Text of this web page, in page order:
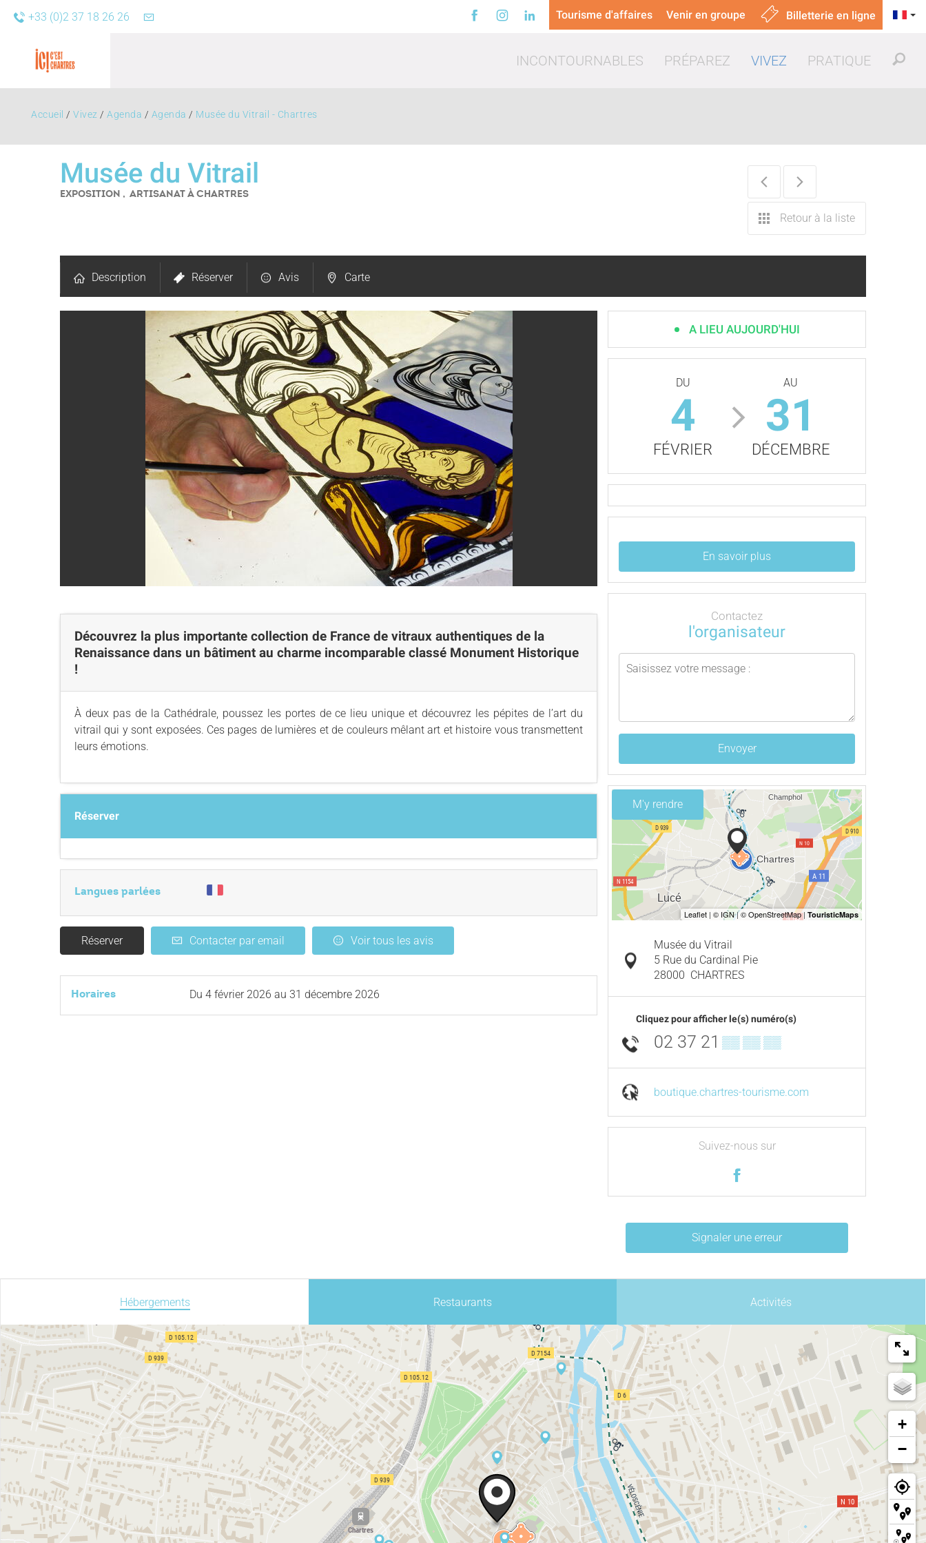
Tourisme d'affaires Venir en groupe Billetterie en ligne
+33 (0)2 37 18 26 26
INCONTOURNABLES PRÉPAREZ VIVEZ PRATIQUE
Accueil / Vivez / Agenda / Agenda / Musée du Vitrail - Chartres
Musée du Vitrail
EXPOSITION , ARTISANATÀ CHARTRES
Retour à la liste
Description Réserver Avis Carte
Découvrez la plus importante collection de France de vitraux authentiques de la
Renaissance dans un bâtiment au charme incomparable classé Monument Historique
!
À deux pas de la Cathédrale, poussez les portes de ce lieu unique et découvrez les pépites de l’art du
vitrail qui y sont exposées. Ces pages de lumières et de couleurs mêlant art et histoire vous transmettent
leurs émotions.
Réserver
Langues parlées
Réserver Contacter par email Voir tous les avis
Horaires Du 4 février 2026 au 31 décembre 2026
A LIEU AUJOURD'HUI
DU
4
FÉVRIER
AU
31
DÉCEMBRE
En savoir plus
Contactez
l'organisateur
Envoyer
M'y rendre
Musée du Vitrail
5 Rue du Cardinal Pie
28000 CHARTRES
Cliquez pour afficher le(s) numéro(s)
02 37 21 ▒▒ ▒▒ ▒▒
boutique.chartres-tourisme.com
Suivez-nous sur
Signaler une erreur
Hébergements Restaurants Activités
+
−